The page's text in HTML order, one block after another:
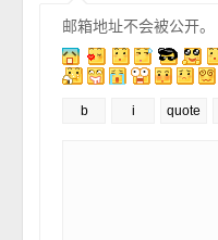
邮箱地址不会被公开。